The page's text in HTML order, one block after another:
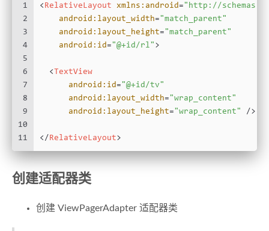
1
2
3
4
5
6
7
8
9
10
11
< RelativeLayout xmlns:android= "http://
android:layout_width= "match_parent"
android:layout_height= "match_parent"
android:id= "@+id/rl" >
< TextView
android:id= "@+id/tv"
android:layout_width= "wrap_content"
android:layout_height= "wrap_content" />
</ RelativeLayout>
创建适配器类
创建 ViewPagerAdapter 适配器类